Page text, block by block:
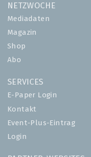
NETZWOCHE
Mediadaten
Magazin
Shop
Abo
SERVICES
E-Paper Login
Kontakt
Event-Plus-Eintrag
Login